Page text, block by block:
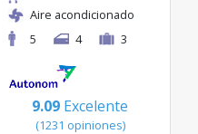
Aire acondicionado
5
4 3
9.09 Excelente
(1231 opiniones)